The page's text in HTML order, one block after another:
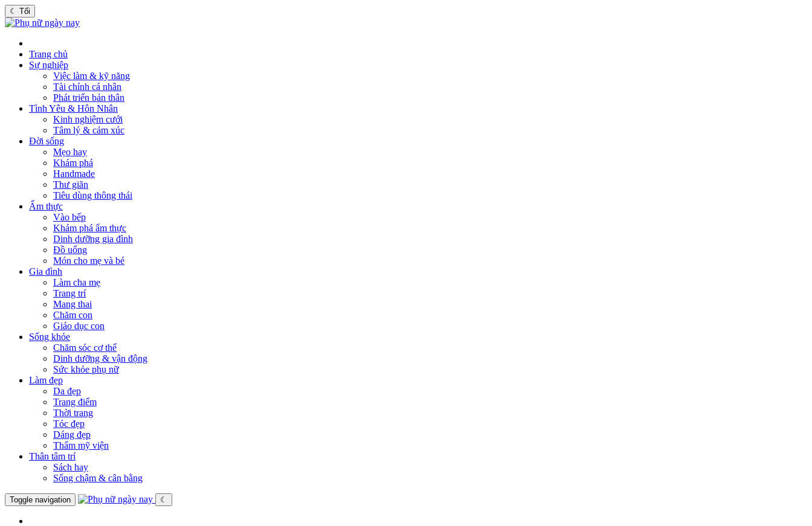
☾ Tối
Trang chủ
Sự nghiệp
Việc làm & kỹ năng
Tài chính cá nhân
Phát triển bản thân
Tình Yêu & Hôn Nhân
Kinh nghiệm cưới
Tâm lý & cảm xúc
Đời sống
Mẹo hay
Khám phá
Handmade
Thư giãn
Tiêu dùng thông thái
Ẩm thực
Vào bếp
Khám phá ẩm thực
Dinh dưỡng gia đình
Đồ uống
Món cho mẹ và bé
Gia đình
Làm cha mẹ
Trang trí
Mang thai
Chăm con
Giáo dục con
Sống khỏe
Chăm sóc cơ thể
Dinh dưỡng & vận động
Sức khỏe phụ nữ
Làm đẹp
Da đẹp
Trang điểm
Thời trang
Tóc đẹp
Dáng đẹp
Thẩm mỹ viện
Thân tâm trí
Sách hay
Sống chậm & cân bằng
Toggle navigation ☾